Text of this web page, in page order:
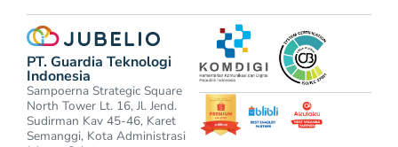
PT. Guardia Teknologi
Indonesia
Sampoerna Strategic Square
North Tower Lt. 16, Jl. Jend.
Sudirman Kav 45-46, Karet
Semanggi, Kota Administrasi